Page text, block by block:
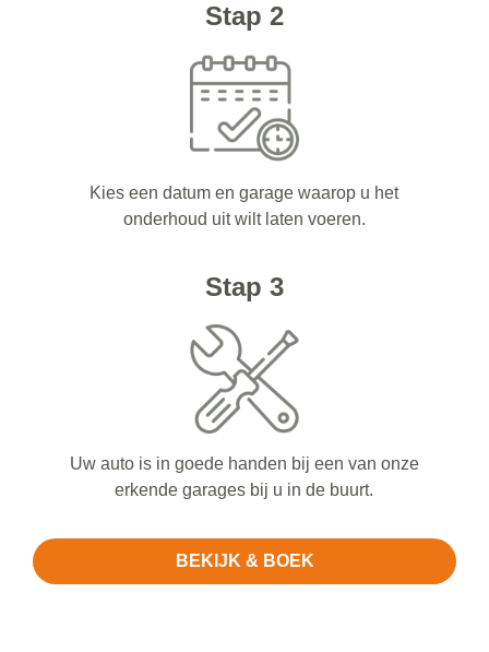
Stap 2
Kies een datum en garage waarop u het
onderhoud uit wilt laten voeren.
Stap 3
Uw auto is in goede handen bij een van onze
erkende garages bij u in de buurt.
BEKIJK & BOEK